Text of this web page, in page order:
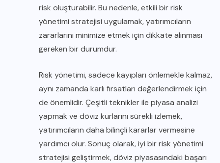
risk oluşturabilir. Bu nedenle, etkili bir risk
yönetimi stratejisi uygulamak, yatırımcıların
zararlarını minimize etmek için dikkate alınması
gereken bir durumdur.
Risk yönetimi, sadece kayıpları önlemekle kalmaz,
aynı zamanda karlı fırsatları değerlendirmek için
de önemlidir. Çeşitli teknikler ile piyasa analizi
yapmak ve döviz kurlarını sürekli izlemek,
yatırımcıların daha bilinçli kararlar vermesine
yardımcı olur. Sonuç olarak, iyi bir risk yönetimi
stratejisi geliştirmek, döviz piyasasındaki başarı